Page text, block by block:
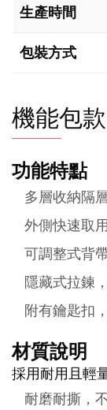
生產時間
包裝方式
機能包款
功能特點
多層收納隔
外側快速取
可調整式背
隱藏式拉鍊
附有鑰匙扣
材質說明
採用耐用且輕
耐磨耐撕，